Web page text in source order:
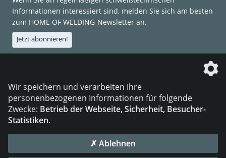
Informationen interessiert sind, melden Sie sich am besten
zum HOME OF WELDING-Newsletter an.
Jetzt abonnieren!
Die DVS Media GmbH ist ein Unternehmen der
Wir speichern und verarbeiten Ihre
personenbezogenen Informationen für folgende
Zwecke: Betrieb der Webseite, Sicherheit, Besucher-
Statistiken.
✗ Ablehnen